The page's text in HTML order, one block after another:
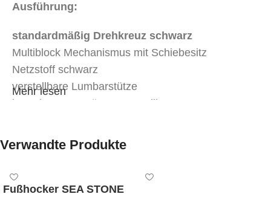
Ausführung:
standardmäßig Drehkreuz schwarz
Multiblock Mechanismus mit Schiebesitz
Netzstoff schwarz
verstellbare Lumbarstütze
integrierte Armstützen verstellbar
Optional:
weiche Rollen + € 6,00
Mehr lesen
Verwandte Produkte
Fußhocker SEA STONE